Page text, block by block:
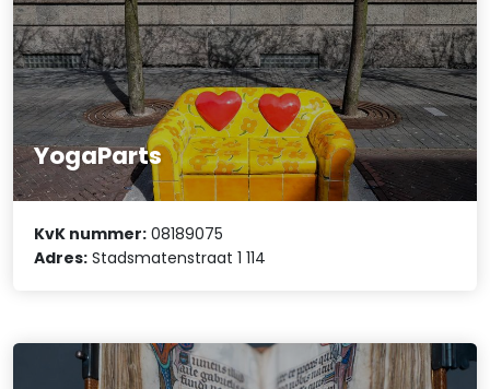
YogaParts
KvK nummer: 08189075
Adres: Stadsmatenstraat 1 114